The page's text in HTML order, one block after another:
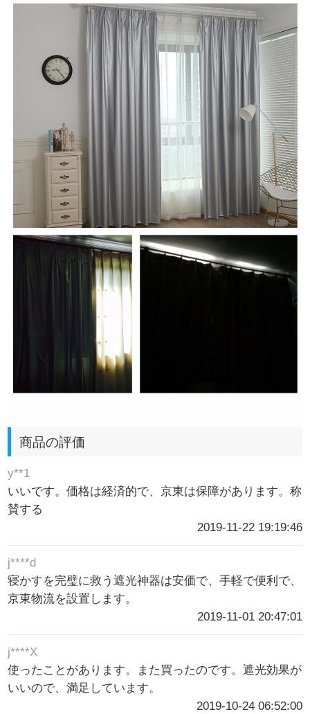
商品の評価
y**1
いいです。価格は経済的で、京東は保障があります。称
賛する
2019-11-22 19:19:46
j****d
寝かすを完璧に救う遮光神器は安価で、手軽で便利で、
京東物流を設置します。
2019-11-01 20:47:01
j****X
使ったことがあります。また買ったのです。遮光効果が
いいので、満足しています。
2019-10-24 06:52:00